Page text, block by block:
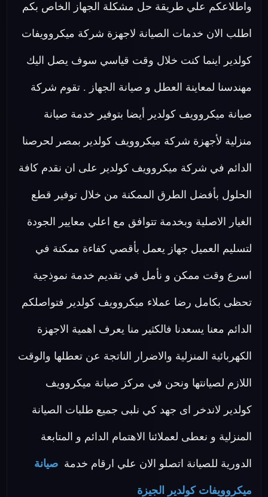
واطلاعكم علي طريقة حل مشكلة الجهاز الخاص بكم
اطلب الان خدمات الصيانة لاجهزة شركة ميكروويفات
كولدير اينما كنت خلال وقت قياسي سوف يصل اليك
مهندسنا لمعاينة العطل و صيانة الجهاز . تقوم شركة
صيانة ميكروويف كولدير أيضا بتوفير خدمة صيانة
منزلية لأجهزة شركة ميكروويف كولدير بمصر لحرصنا
الدائم في شركة ميكروويف كولدير على ان نقدم كافة
الحلول بأفضل الطرق الممكنة من خلال توفير قطع
الغيار الاصلية وبخدمة تتوافق مع اعلي معايير الجودة
لتسليم العميل جهاز يعمل بأقصي كفاءة ممكنة في
اسرع وقت ممكن و نأمل في تقديم خدمة نموذجية
تحظى بكامل رضا عملاء ميكروويف كولدير فتواصلكم
الدائم معنا يسعدنا فالكثير منا يعرف اهمية الاجهزة
الكهربائية المنزلية والاضرار الناتجة عن تعطلها والوقت
اللازم لصيانتها ونحن في مركز صيانة ميكروويف
كولدير لاندخر اى جهد كي نلبى جميع طلبات الصيانة
المنزلية و نعطى لعملائنا الاهتمام الدائم و المتابعة
الدورية للصيانة اتصلو الان علي ارقام خدمة صيانة
ميكروويفات كولدير الجيزة